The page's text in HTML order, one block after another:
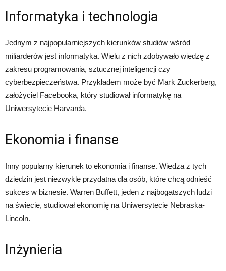
Informatyka i technologia
Jednym z najpopularniejszych kierunków studiów wśród
miliarderów jest informatyka. Wielu z nich zdobywało wiedzę z
zakresu programowania, sztucznej inteligencji czy
cyberbezpieczeństwa. Przykładem może być Mark Zuckerberg,
założyciel Facebooka, który studiował informatykę na
Uniwersytecie Harvarda.
Ekonomia i finanse
Inny popularny kierunek to ekonomia i finanse. Wiedza z tych
dziedzin jest niezwykle przydatna dla osób, które chcą odnieść
sukces w biznesie. Warren Buffett, jeden z najbogatszych ludzi
na świecie, studiował ekonomię na Uniwersytecie Nebraska-
Lincoln.
Inżynieria